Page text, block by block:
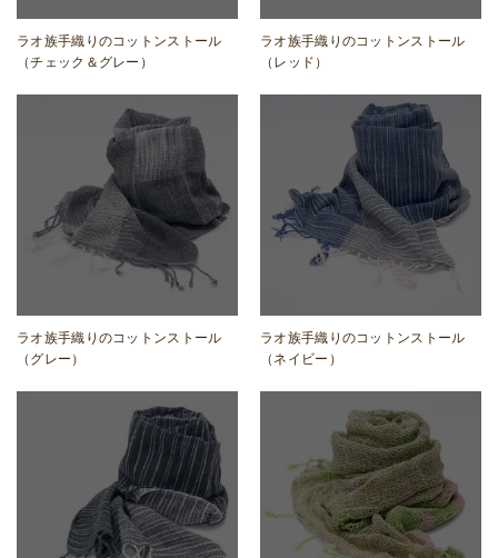
ラオ族手織りのコットンストール
（チェック＆グレー）
ラオ族手織りのコットンストール
（レッド）
ラオ族手織りのコットンストール
（グレー）
ラオ族手織りのコットンストール
（ネイビー）